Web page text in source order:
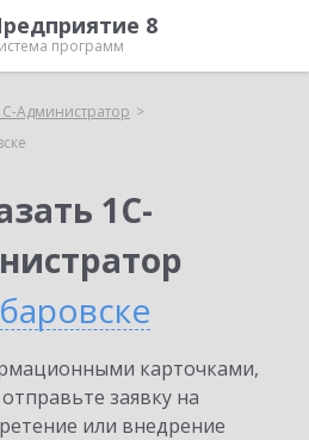
8
программ
Администратор
1С-
карточками,
заявку на
или внедрение